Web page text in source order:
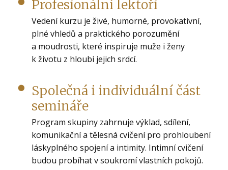
Profesionální lektoři
Vedení kurzu je živé, humorné, provokativní,
plné vhledů a praktického porozumění
a moudrosti, které inspiruje muže i ženy
k životu z hloubi jejich srdcí.
Společná i individuální část
semináře
Program skupiny zahrnuje výklad, sdílení,
komunikační a tělesná cvičení pro prohloubení
láskyplného spojení a intimity. Intimní cvičení
budou probíhat v soukromí vlastních pokojů.